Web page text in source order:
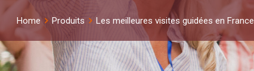
Home Produits Les meilleures visites guidées en France